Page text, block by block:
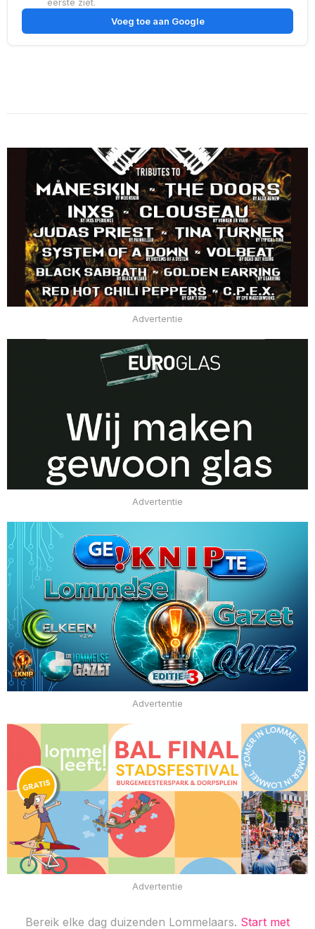
Voeg toe aan Google
Advertentie
Advertentie
Advertentie
Advertentie
Bereik elke dag duizenden Lommelaars. Start met